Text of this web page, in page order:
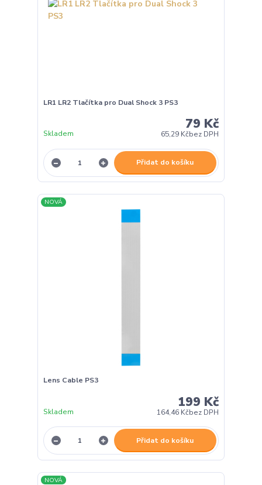
LR1 LR2 Tlačítka pro Dual Shock 3 PS3
79 Kč
65,29 Kčbez DPH
Skladem
Přidat do košíku
NOVÁ
Lens Cable PS3
199 Kč
164,46 Kčbez DPH
Skladem
Přidat do košíku
NOVÁ